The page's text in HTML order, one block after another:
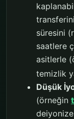
süresini
saatlere
asitlerle
temizlik
Düşük
(örneğin